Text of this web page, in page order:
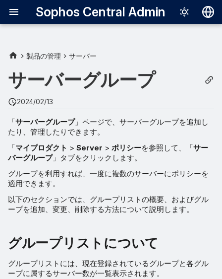
Sophos Central Admin
Italiano
日本語
한국어
中文（繁體）
製品の管理 サーバー
サーバーグループ
2024/02/13
「サーバーグループ」ページで、サーバーグループを追加し
たり、管理したりできます。
「マイプロダクト > Server > ポリシーを参照して、「サー
バーグループ」タブをクリックします。
グループを利用すれば、一度に複数のサーバーにポリシーを
適用できます。
以下のセクションでは、グループリストの概要、およびグル
ープを追加、変更、削除する方法について説明します。
グループリストについて
グループリストには、現在登録されているグループと各グル
ープに属するサーバー数が一覧表示されます。